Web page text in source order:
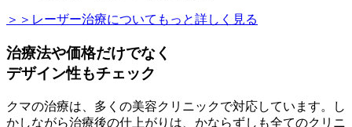
＞＞レーザー治療についてもっと詳しく見る
治療法や価格だけでなく
デザイン性もチェック
クマの治療は、多くの美容クリニックで対応しています。し
かしながら治療後の仕上がりは、かならずしも全てのクリニ